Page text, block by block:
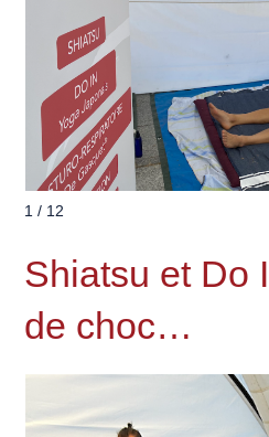
1 / 12
Shiatsu et Do
de choc…